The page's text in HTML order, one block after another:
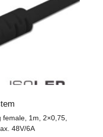
female, 1m, 2×0,75,
48V/6A